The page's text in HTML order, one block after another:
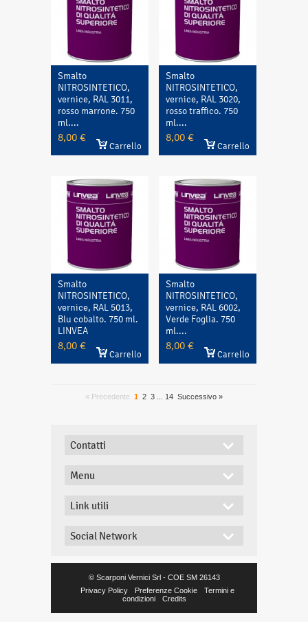
Smalto
NITROSINTETICO,
vernice, RAL 3011,
rosso marrone. 750
ml....
8,00 €
Carrello
Smalto
NITROSINTETICO,
vernice, RAL 3020,
rosso traffico. 750
ml....
8,00 €
Carrello
Smalto
NITROSINTETICO,
vernice, RAL 5013,
Blu cobalto. 750 ml.
LINVEA
8,00 €
Carrello
Smalto
NITROSINTETICO,
vernice, RAL 6002,
Verde Foglia. 750
ml....
8,00 €
Carrello
« Precedente 1 2 3 14 Successivo »
Contatti
Menu
Link utili
Social Network
© Scarponi Vernici Srl - COE SM 26143
Privacy Policy
Preferenze Cookie
Termini e
condizioni
Credits